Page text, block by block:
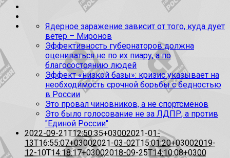
Ядерное заражение зависит от того, куда дует
ветер – Миронов
Эффективность губернаторов должна
оцениваться не по их пиару, а по
благосостоянию людей
Эффект «низкой базы»: кризис указывает на
необходимость срочной борьбы с бедностью
в России
Это провал чиновников, а не спортсменов
Это было голосование не за ЛДПР, а против
"Единой России"
2022-09-21T12:50:35+03002021-01-
13T16:55:07+03002021-03-02T15:01:20+03002019-
12-10T14:18:17+03002018-09-25T14:10:08+0300